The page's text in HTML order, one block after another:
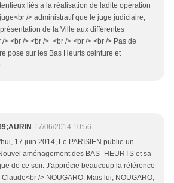
liés à la réalisation de ladite opération
/> administratif que le juge judiciaire,
de la Ville aux différentes
> <br /> <br /> <br /> <br /> <br /> Pas de
pose sur les Bas Heurts ceinture et
17/06/2014 10:56
17 juin 2014, Le PARISIEN publie un
aménagement des BAS- HEURTS et sa
de ce soir. J'apprécie beaucoup la référence
/> NOUGARO. Mais lui, NOUGARO,